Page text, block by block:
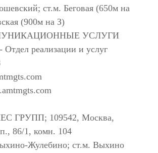
ст.м. Беговая (650м на
(900м на З)
УСЛУГИ
Отдел реализации и услуг
ГРУПП; 109542, Москва,
86/1, комн. 104
Жулебино; ст.м. Выхино